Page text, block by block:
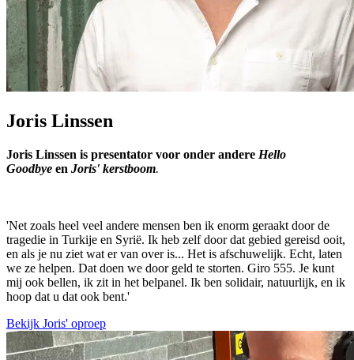
Joris Linssen
Joris Linssen is presentator voor onder andere Hello
Goodbye en Joris' kerstboom.
'Net zoals heel veel andere mensen ben ik enorm geraakt door de
tragedie in Turkije en Syrië. Ik heb zelf door dat gebied gereisd ooit,
en als je nu ziet wat er van over is... Het is afschuwelijk. Echt, laten
we ze helpen. Dat doen we door geld te storten. Giro 555. Je kunt
mij ook bellen, ik zit in het belpanel. Ik ben solidair, natuurlijk, en ik
hoop dat u dat ook bent.'
Bekijk Joris' oproep